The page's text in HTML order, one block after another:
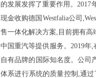
的发展发挥了重要作用。2017
现金收购德国Westfalia公司
售一体化解决方案,目前拥有高
中国重汽等提供服务。2019年
自有品牌的国际知名度。公司
体系进行系统的质量控制,通